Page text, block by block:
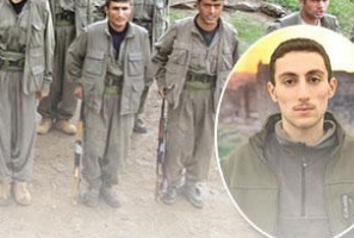
ی
ل